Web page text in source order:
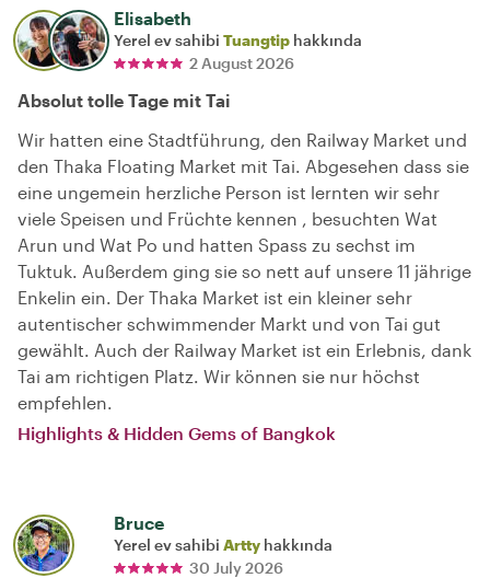
Elisabeth
Yerel ev sahibi Tuangtip hakkında
2 August 2026
Absolut tolle Tage mit Tai
Wir hatten eine Stadtführung, den Railway Market und
den Thaka Floating Market mit Tai. Abgesehen dass sie
eine ungemein herzliche Person ist lernten wir sehr
viele Speisen und Früchte kennen , besuchten Wat
Arun und Wat Po und hatten Spass zu sechst im
Tuktuk. Außerdem ging sie so nett auf unsere 11 jährige
Enkelin ein. Der Thaka Market ist ein kleiner sehr
autentischer schwimmender Markt und von Tai gut
gewählt. Auch der Railway Market ist ein Erlebnis, dank
Tai am richtigen Platz. Wir können sie nur höchst
empfehlen.
Highlights & Hidden Gems of Bangkok
Bruce
Yerel ev sahibi Artty hakkında
30 July 2026